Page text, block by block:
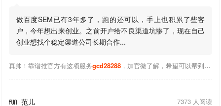
做百度SEM已有3年多了，跑的还可以，手上也积累了些客
户，今年想出来创业。之前开户给不良渠道坑惨了，现在自己
创业想找个稳定渠道公司长期合作...
真帅！靠谱推官方有这项服务gcd28288，加官微了解，希望可以帮到你！
 范儿 7373 人阅读